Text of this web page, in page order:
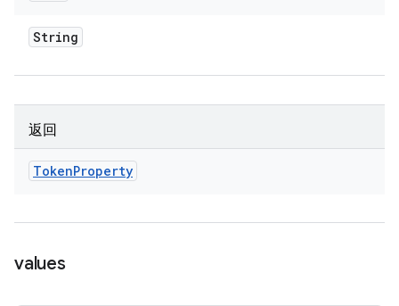
String
返回
TokenProperty
values